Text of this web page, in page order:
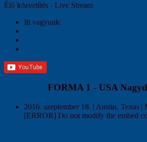
Élő közvetítés - Live Stream
Itt vagyunk:
FORMA 1 - USA
2016. szeptember 18. | Austin, Texas
[ERROR] Do not modify the embed